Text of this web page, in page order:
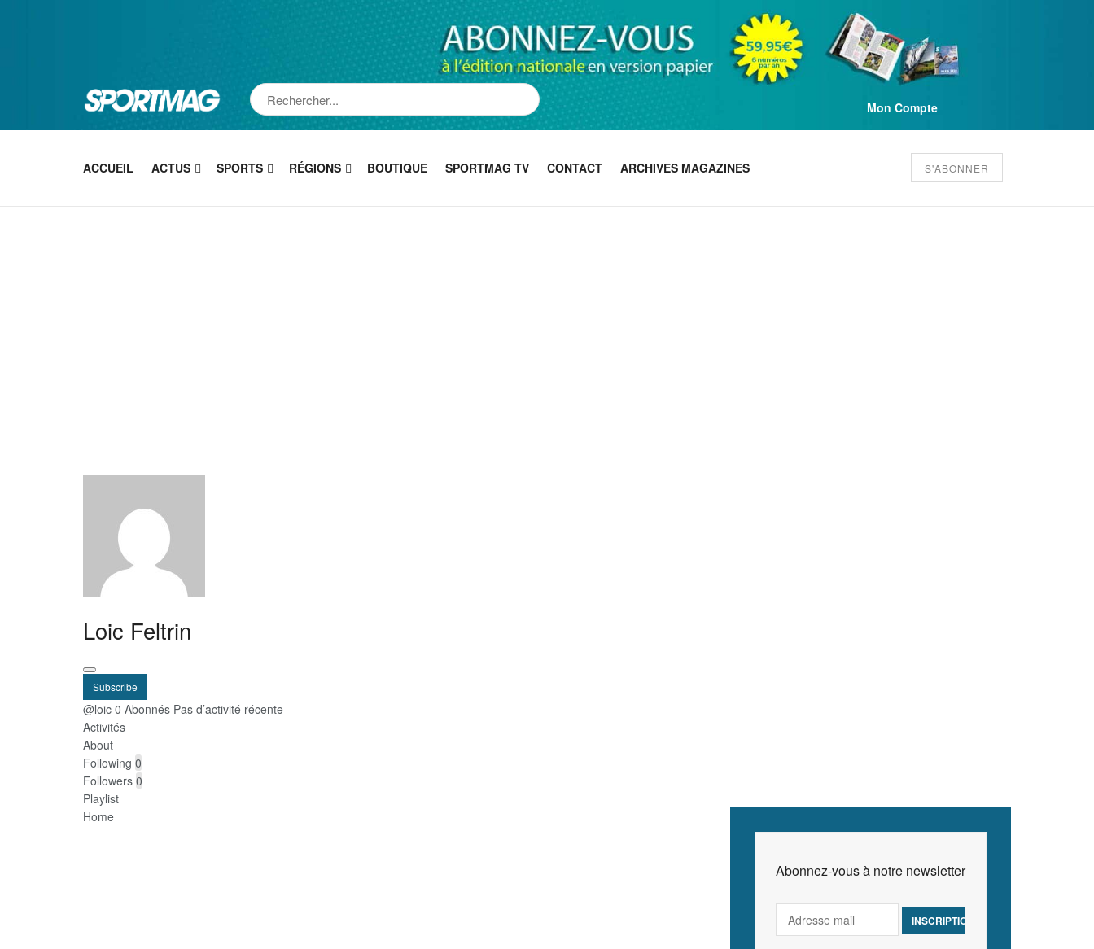
Mon Compte
ACCUEIL ACTUS SPORTS RÉGIONS BOUTIQUE SPORTMAG TV CONTACT ARCHIVES MAGAZINES S'ABONNER
Loic Feltrin
Subscribe
@loic 0 Abonnés Pas d’activité récente
Activités
About
Following 0
Followers 0
Playlist
Home
Abonnez-vous à notre newsletter